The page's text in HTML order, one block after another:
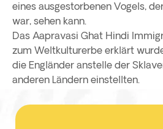
eines ausgestorbenen Vogels,
war, sehen kann.
Das Aapravasi Ghat Hindi
zum Weltkulturerbe erklärt
die Engländer anstelle der
anderen Ländern einstellten.